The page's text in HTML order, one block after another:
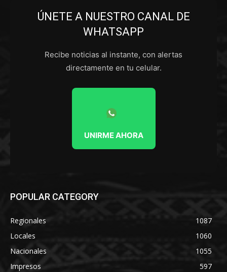
ÚNETE A NUESTRO CANAL DE
WHATSAPP
Recibe noticias al instante, con alertas
directamente en tu celular.
UNIRME AHORA
POPULAR CATEGORY
Regionales
1087
Locales
1060
Nacionales
1055
Impresos
597